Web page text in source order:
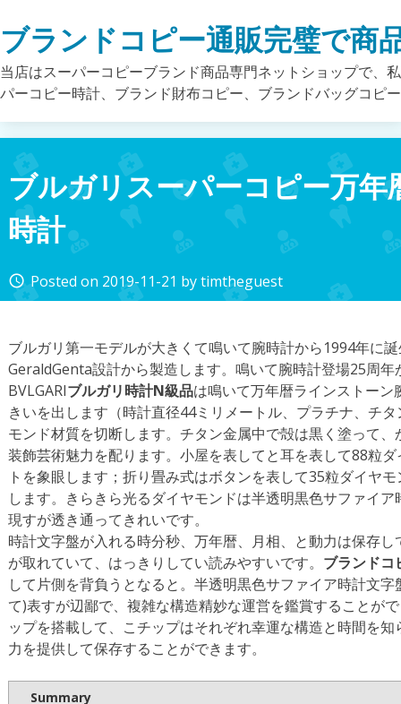
to
content
ブランドコピー通販完璧で商
当店はスーパーコピーブランド商品専門ネットショップで、
パーコピー時計、ブランド財布コピー、ブランドバッグコピ
ブルガリスーパーコピー万
時計
access_time Posted on 2019-11-21 bytimtheguest
ブルガリ第一モデルが大きくて鳴いて腕時計から1994年に
GeraldGenta設計から製造します。鳴いて腕時計登場25周
BVLGARIブルガリ時計N級品は鳴いて万年暦ラインストー
きいを出します（時計直径44ミリメートル、プラチナ、チ
モンド材質を切断します。チタン金属中で殻は黒く塗って
装飾芸術魅力を配ります。小屋を表してと耳を表して88粒
トを象眼します；折り畳み式はボタンを表して35粒ダイヤ
します。きらきら光るダイヤモンドは半透明黒色サファイ
現すが透き通ってきれいです。
時計文字盤が入れる時分秒、万年暦、月相、と動力は保存
が取れていて、はっきりしてい読みやすいです。 ブランドコ
して片側を背負うとなると。半透明黒色サファイア時計文
て)表すが辺鄙で、複雑な構造精妙な運営を鑑賞することが
ップを搭載して、こチップはそれぞれ幸運な構造と時間を
力を提供して保存することができます。
Summary